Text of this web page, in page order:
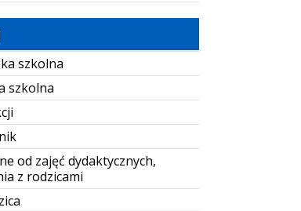
szkolna
szkolna
od zajęć dydaktycznych,
z rodzicami